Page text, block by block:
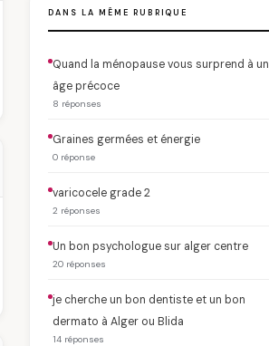
DANS LA MÊME RUBRIQUE
Quand la ménopause vous surprend à un
âge précoce
8 réponses
Graines germées et énergie
0 réponse
varicocele grade 2
2 réponses
Un bon psychologue sur alger centre
20 réponses
je cherche un bon dentiste et un bon
dermato à Alger ou Blida
14 réponses